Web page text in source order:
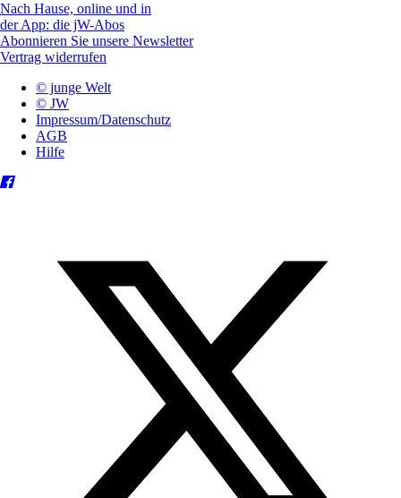
Nach Hause, online und in
der App: die jW-Abos
Abonnieren Sie unsere Newsletter
Vertrag widerrufen
© junge Welt
© JW
Impressum/Datenschutz
AGB
Hilfe